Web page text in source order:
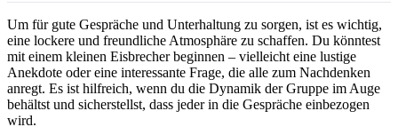
Um für gute Gespräche und Unterhaltung zu sorgen, ist es wichtig,
eine lockere und freundliche Atmosphäre zu schaffen. Du könntest
mit einem kleinen Eisbrecher beginnen – vielleicht eine lustige
Anekdote oder eine interessante Frage, die alle zum Nachdenken
anregt. Es ist hilfreich, wenn du die Dynamik der Gruppe im Auge
behältst und sicherstellst, dass jeder in die Gespräche einbezogen
wird.